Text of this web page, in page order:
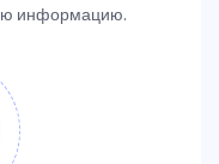
информацию.